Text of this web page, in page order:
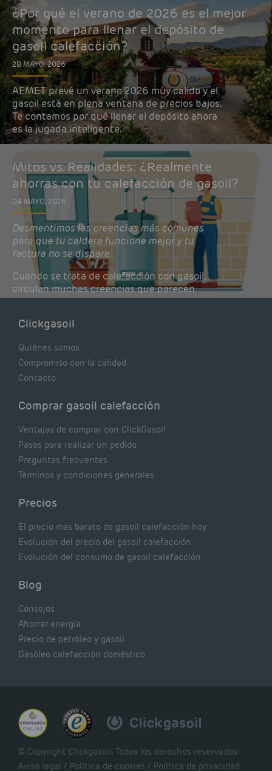
¿Por qué el verano de 2026 es el mejor
momento para llenar el depósito de
gasoil calefacción?
28 MAYO, 2026
AEMET prevé un verano 2026 muy cálido y el
gasoil está en plena ventana de precios bajos.
Te contamos por qué llenar el depósito ahora
es la jugada inteligente.
Mitos vs. Realidades: ¿Realmente
ahorras con tu calefacción de gasoil?
04 MAYO, 2026
Desmentimos las creencias más comunes
para que tu caldera funcione mejor y tu
factura no se dispare.
Cuando se trata de calefacción con gasoil,
circulan muchas creencias que parecen
lógicas pero que, en realidad, pueden estar
de tu caldera. Pocas se contrastan con lo que
Clickgasoil
Quiénes somos
Compromiso con la calidad
Contacto
Comprar gasoil calefacción
Ventajas de comprar con ClickGasoil
Pasos para realizar un pedido
Preguntas frecuentes
Términos y condiciones generales
Precios
El precio más barato de gasoil calefacción hoy
Evolución del precio del gasoil calefacción
Evolución del consumo de gasoil calefacción
Blog
Consejos
Ahorrar energía
Precio de petróleo y gasoil
Gasóleo calefacción doméstico
© Copyright Clickgasoil. Todos los derechos reservados.
Aviso legal / Política de cookies / Política de privacidad